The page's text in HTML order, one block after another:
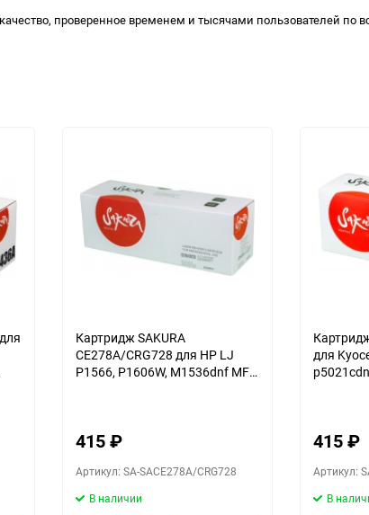
проверенное временем и тысячами пользователей по
Картридж SAKURA
CE278A/CRG728 для HP LJ
Р1566, Р1606W, M1536dnf MFP,
к.
415₽
Артикул: SA-SACE278A/CRG728
В наличии
для
415₽
Артикул:
В